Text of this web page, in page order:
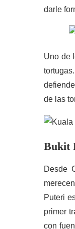
darle
Uno de
de las
Bukit
Desde
Puteri
primer
con